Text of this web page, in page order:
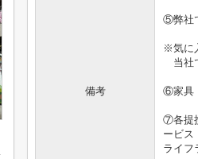
備考
⑤弊社
※気に
当社
⑥家具
⑦各提
ービス
ライフ